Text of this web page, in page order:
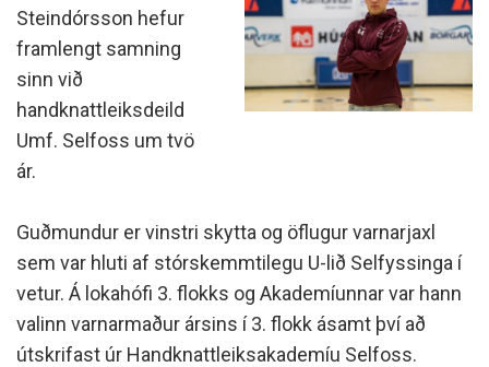
Steindórsson hefur
framlengt samning
sinn við
handknattleiksdeild
Umf. Selfoss um tvö
ár.
Guðmundur er vinstri skytta og öflugur varnarjaxl
sem var hluti af stórskemmtilegu U-lið Selfyssinga í
vetur. Á lokahófi 3. flokks og Akademíunnar var hann
valinn varnarmaður ársins í 3. flokk ásamt því að
útskrifast úr Handknattleiksakademíu Selfoss.